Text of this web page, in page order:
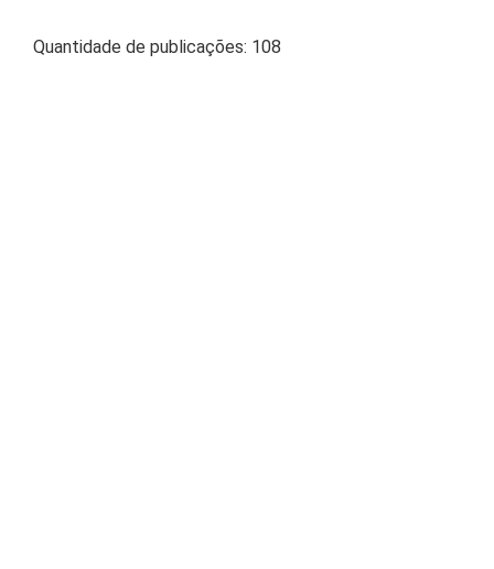
Quantidade de publicações: 108